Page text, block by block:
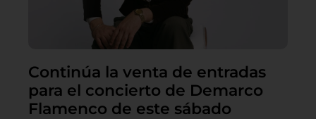
Continúa la venta de entradas
para el concierto de Demarco
Flamenco de este sábado